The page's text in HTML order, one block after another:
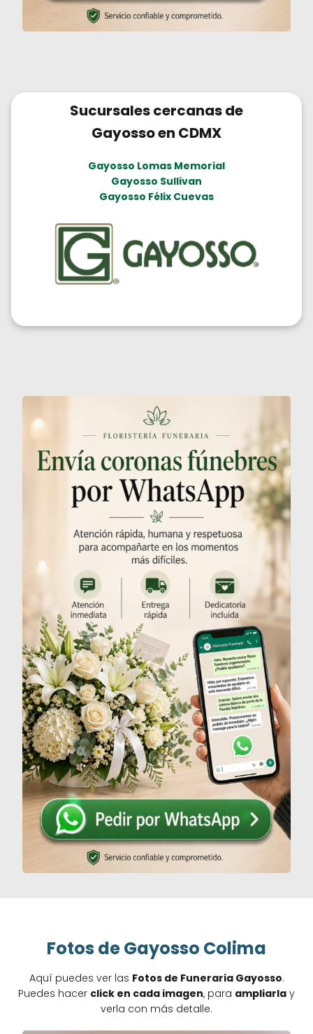
Sucursales cercanas de
Gayosso en CDMX
Gayosso Lomas Memorial
Gayosso Sullivan
Gayosso Félix Cuevas
Fotos de Gayosso Colima
Aquí puedes ver las Fotos de Funeraria Gayosso.
Puedes hacer click en cada imagen, para ampliarla y
verla con más detalle.